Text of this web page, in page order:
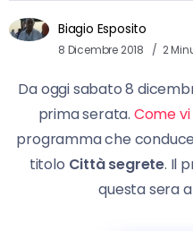
Biagio Esposito
8 Dicembre 2018 2
Da oggi sabato 8
prima serata. Come
programma che
titolo Città segrete. Il
questa sera